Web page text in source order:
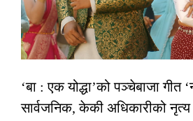
‘बा : एक योद्धा’को पञ्चेबाजा गीत
सार्वजनिक, केकी अधिकारीको